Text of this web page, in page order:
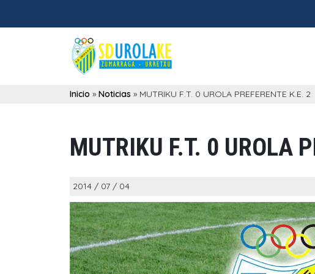
Inicio » Noticias » MUTRIKU F.T. 0 UROLA PREFERENTE K.E. 2
MUTRIKU F.T. 0 UROLA
2014 / 07 / 04